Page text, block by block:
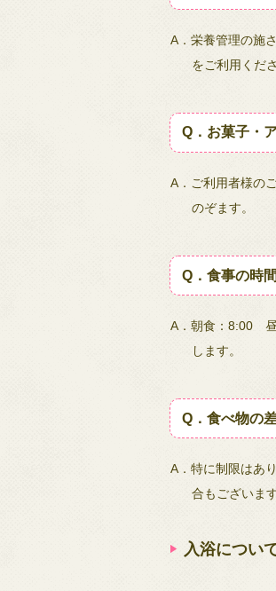
A．栄養管理の施
をご利用くださ
Q．お菓子・
A．ご利用者様の
のぞます。
Q．食事の時
A．朝食：8:00
します。
Q．食べ物の
A．特に制限はあ
合もございます
入浴につい